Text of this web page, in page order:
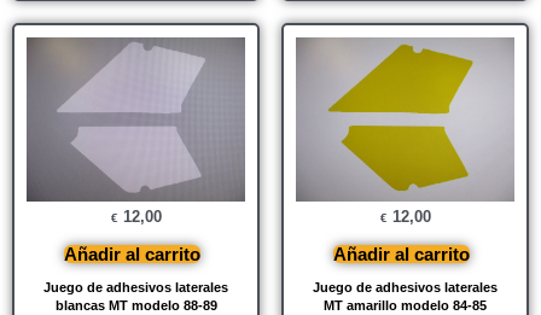
Juego de adhesivos laterales
blancas MT modelo 88-89
€ 12,00
Añadir al carrito
Juego de adhesivos laterales
MT amarillo modelo 84-85
€ 12,00
Añadir al carrito